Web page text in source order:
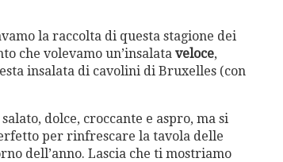
la raccolta di questa stagione dei
che volevamo un’insalata veloce,
insalata di cavolini di Bruxelles (con
dolce, croccante e aspro, ma si
per rinfrescare la tavola delle
dell’anno. Lascia che ti mostriamo